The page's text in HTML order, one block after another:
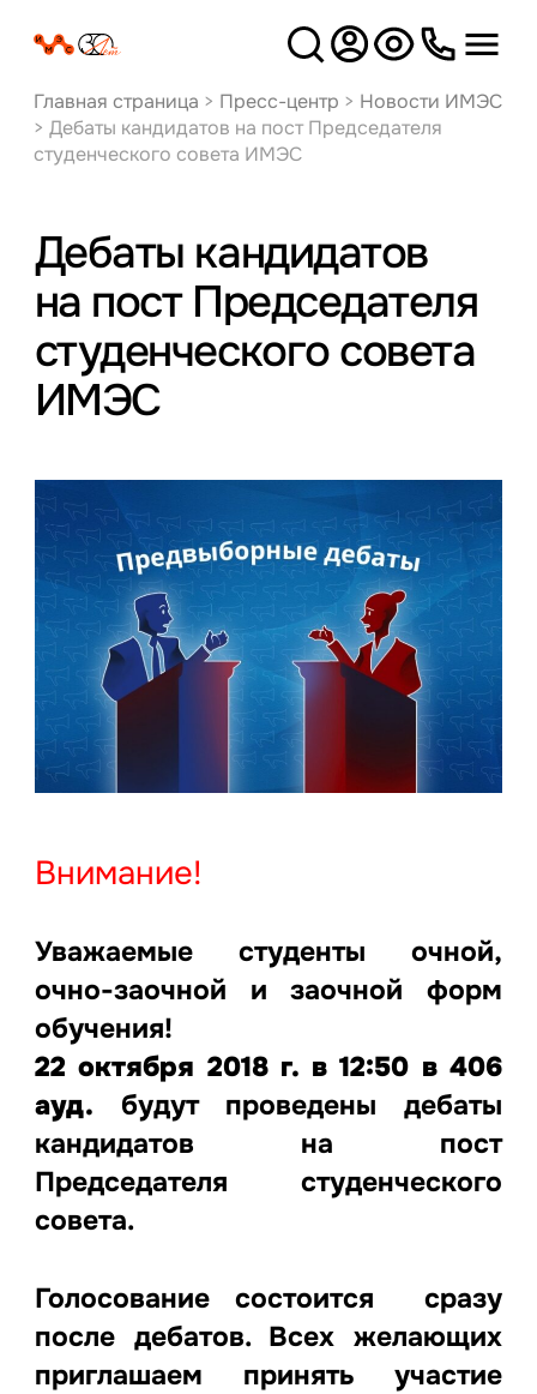
Версия
для слабовидящих
Главная страница > Пресс-центр > Новости ИМЭС
> Дебаты кандидатов на пост Председателя
студенческого совета ИМЭС
Дебаты кандидатов
на пост Председателя
студенческого совета
ИМЭС
Внимание!
Уважаемые студенты очной,
очно-заочной и заочной форм
обучения!
22 октября 2018 г. в 12:50 в 406
ауд. будут проведены дебаты
кандидатов на пост
Председателя студенческого
совета.
Голосование состоится сразу
после дебатов. Всех желающих
приглашаем принять участие